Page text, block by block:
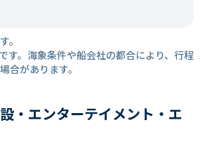
。
す。海象条件や船会社の都合により、行程
合があります。
・エンターテイメント・エ